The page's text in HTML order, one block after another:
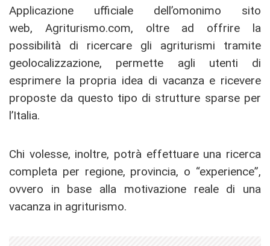
Applicazione ufficiale dell’omonimo sito
web, Agriturismo.com, oltre ad offrire la
possibilità di ricercare gli agriturismi tramite
geolocalizzazione, permette agli utenti di
esprimere la propria idea di vacanza e ricevere
proposte da questo tipo di strutture sparse per
l’Italia.
Chi volesse, inoltre, potrà effettuare una ricerca
completa per regione, provincia, o “experience”,
ovvero in base alla motivazione reale di una
vacanza in agriturismo.